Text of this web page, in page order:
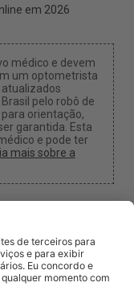
em 2026
médico e devem
um optometrista
atualizados
pelo robô de
orientação,
garantida. Esta
e pode ter
mais sobre a
usar um dos